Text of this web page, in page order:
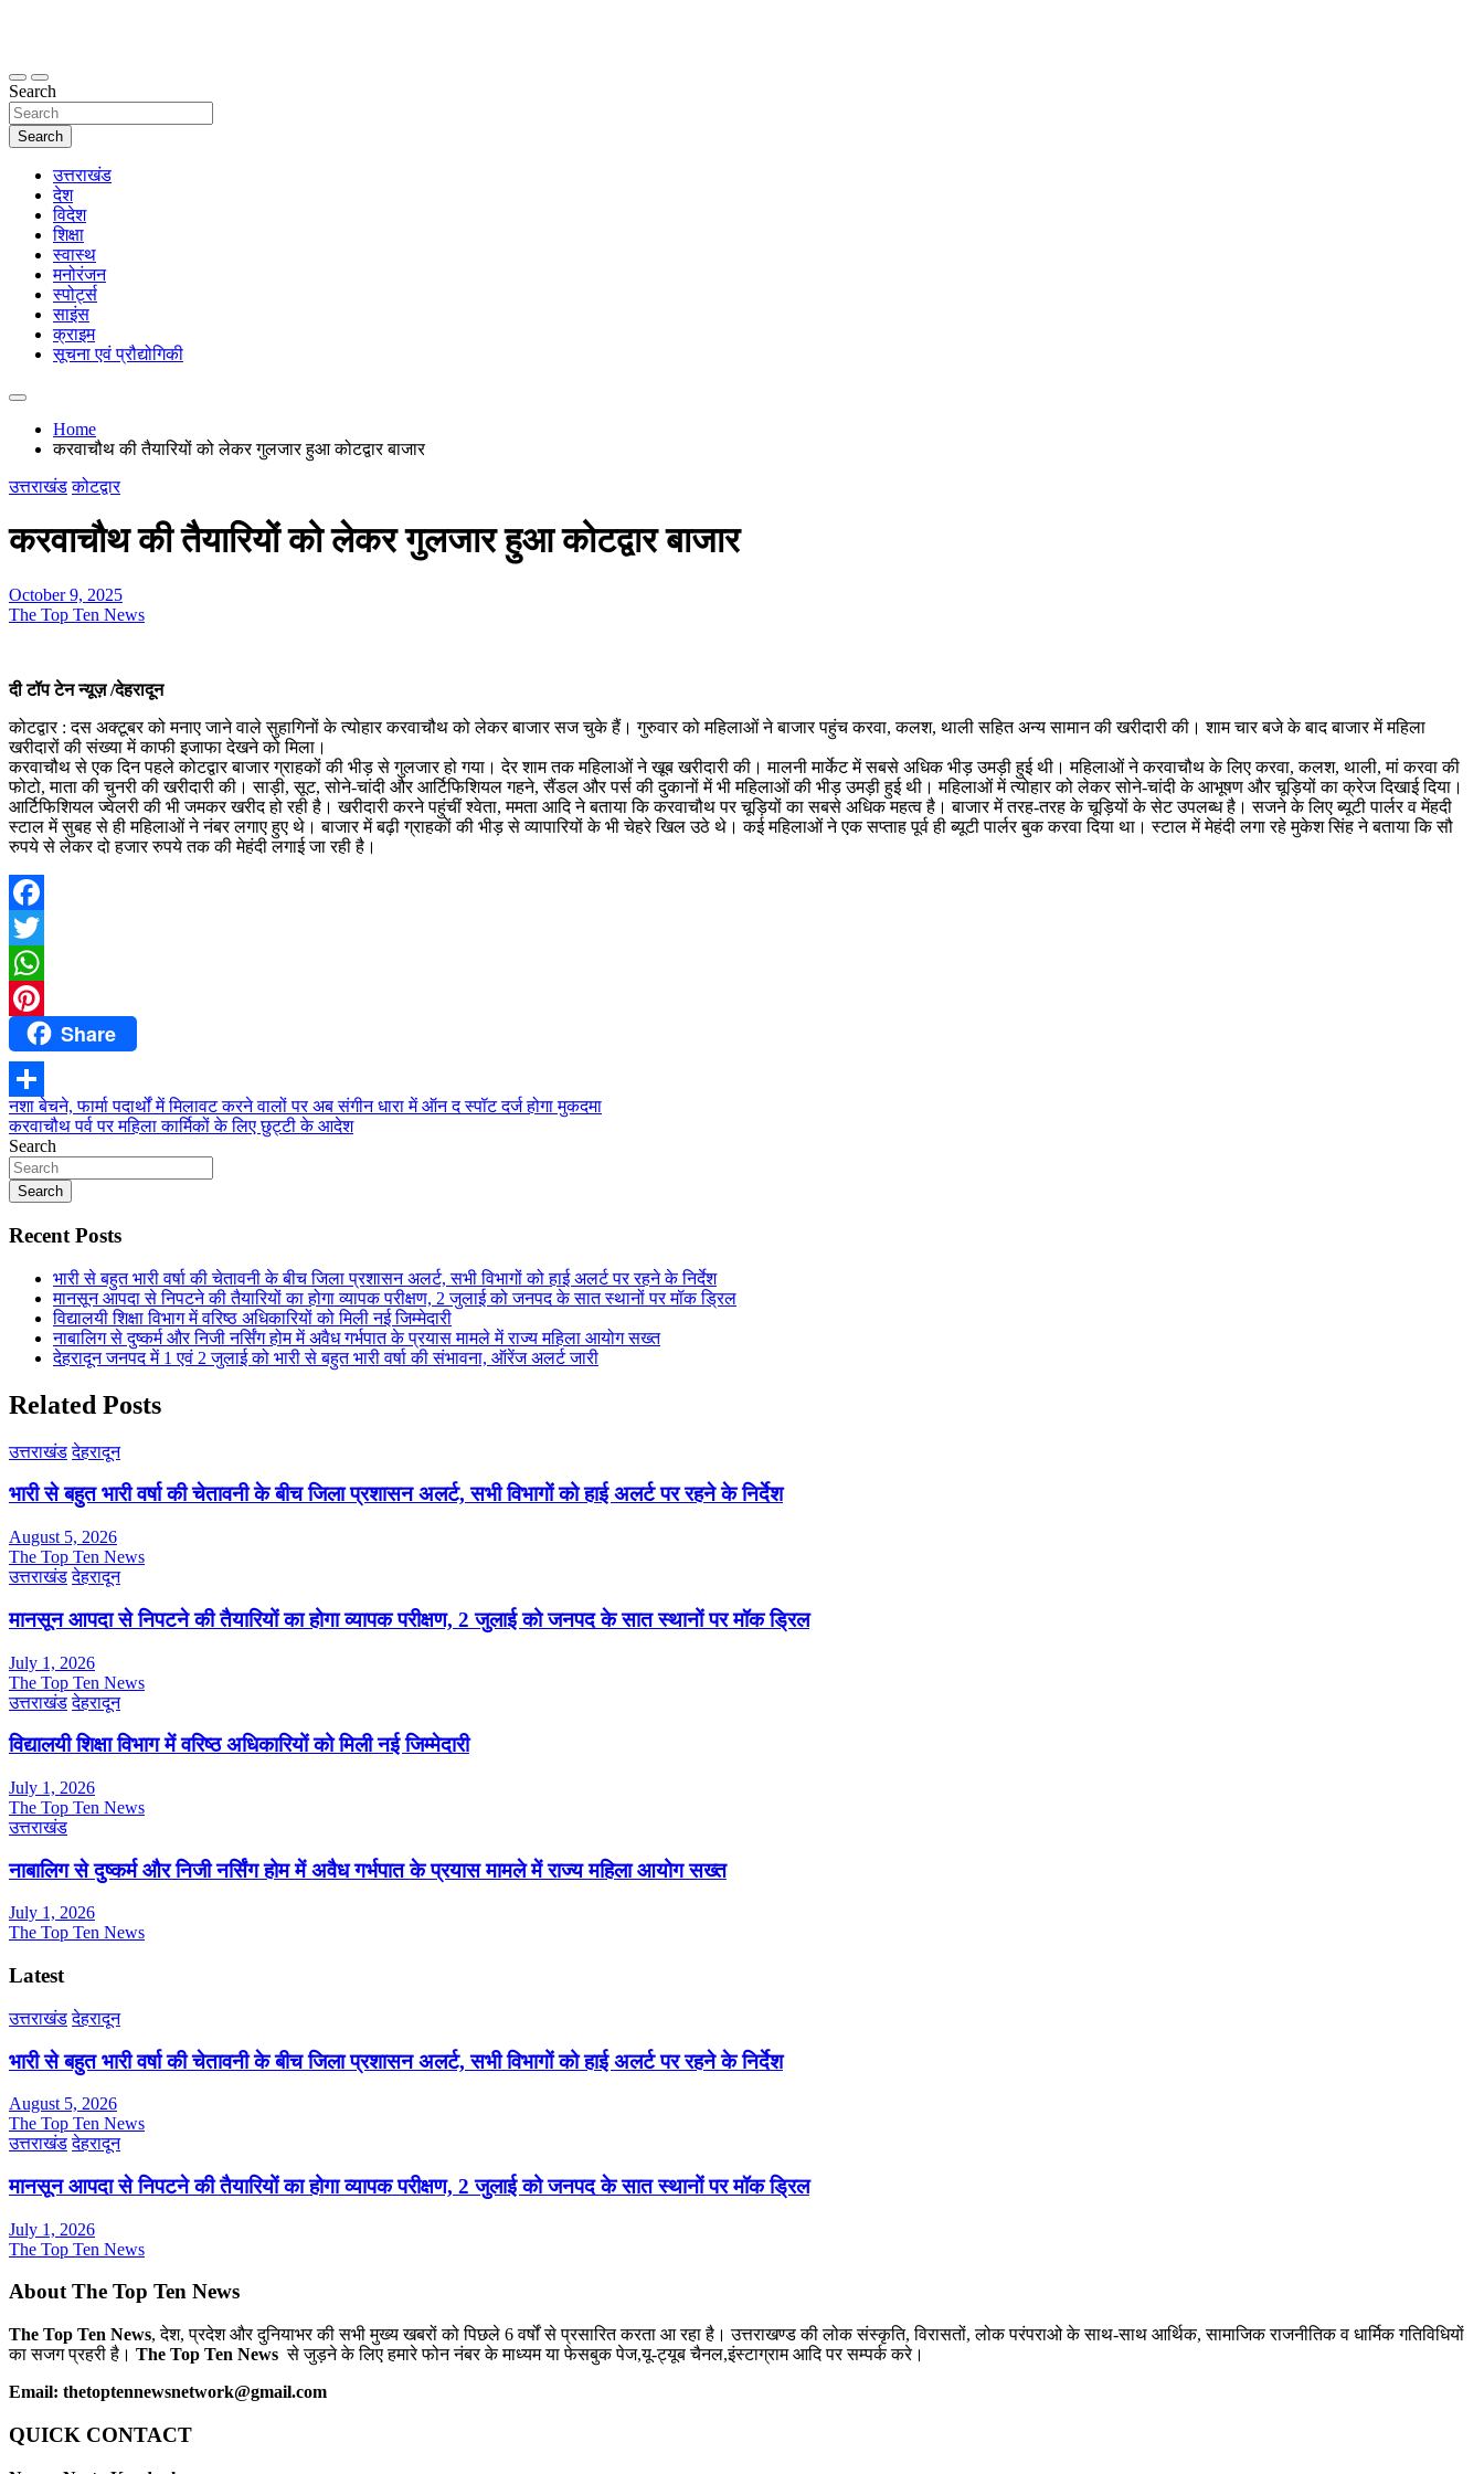
thetoptennews.com
Search
Search
उत्तराखंड
देश
विदेश
शिक्षा
स्वास्थ
मनोरंजन
स्पोर्ट्स
साइंस
क्राइम
सूचना एवं प्रौद्योगिकी
Home
करवाचौथ की तैयारियों को लेकर गुलजार हुआ कोटद्वार बाजार
उत्तराखंड कोटद्वार
करवाचौथ की तैयारियों को लेकर गुलजार हुआ कोटद्वार बाजार
October 9, 2025
The Top Ten News
दी टॉप टेन न्यूज़ /देहरादून
कोटद्वार : दस अक्टूबर को मनाए जाने वाले सुहागिनों के त्योहार करवाचौथ को लेकर बाजार सज चुके हैं। गुरुवार को महिलाओं ने बाजार पहुंच करवा, कलश, थाली सहित अन्य सामान की खरीदारी की। शाम चार बजे के बाद बाजार में महिला
खरीदारों की संख्या में काफी इजाफा देखने को मिला।
करवाचौथ से एक दिन पहले कोटद्वार बाजार ग्राहकों की भीड़ से गुलजार हो गया। देर शाम तक महिलाओं ने खूब खरीदारी की। मालनी मार्केट में सबसे अधिक भीड़ उमड़ी हुई थी। महिलाओं ने करवाचौथ के लिए करवा, कलश, थाली, मां करवा की
फोटो, माता की चुनरी की खरीदारी की। साड़ी, सूट, सोने-चांदी और आर्टिफिशियल गहने, सैंडल और पर्स की दुकानों में भी महिलाओं की भीड़ उमड़ी हुई थी। महिलाओं में त्योहार को लेकर सोने-चांदी के आभूषण और चूड़ियों का क्रेज दिखाई दिया।
आर्टिफिशियल ज्वेलरी की भी जमकर खरीद हो रही है। खरीदारी करने पहुंचीं श्वेता, ममता आदि ने बताया कि करवाचौथ पर चूड़ियों का सबसे अधिक महत्व है। बाजार में तरह-तरह के चूड़ियों के सेट उपलब्ध है। सजने के लिए ब्यूटी पार्लर व मेंहदी
स्टाल में सुबह से ही महिलाओं ने नंबर लगाए हुए थे। बाजार में बढ़ी ग्राहकों की भीड़ से व्यापारियों के भी चेहरे खिल उठे थे। कई महिलाओं ने एक सप्ताह पूर्व ही ब्यूटी पार्लर बुक करवा दिया था। स्टाल में मेहंदी लगा रहे मुकेश सिंह ने बताया कि सौ
रुपये से लेकर दो हजार रुपये तक की मेहंदी लगाई जा रही है।
Facebook
Twitter
WhatsApp
PinterestShare
Share
Post
navigation
नशा बेचने, फार्मा पदार्थों में मिलावट करने वालों पर अब संगीन धारा में ऑन द स्पॉट दर्ज होगा मुकदमा
करवाचौथ पर्व पर महिला कार्मिकों के लिए छुट्टी के आदेश
Search
Search
Recent Posts
भारी से बहुत भारी वर्षा की चेतावनी के बीच जिला प्रशासन अलर्ट, सभी विभागों को हाई अलर्ट पर रहने के निर्देश
मानसून आपदा से निपटने की तैयारियों का होगा व्यापक परीक्षण, 2 जुलाई को जनपद के सात स्थानों पर मॉक ड्रिल
विद्यालयी शिक्षा विभाग में वरिष्ठ अधिकारियों को मिली नई जिम्मेदारी
नाबालिग से दुष्कर्म और निजी नर्सिंग होम में अवैध गर्भपात के प्रयास मामले में राज्य महिला आयोग सख्त
देहरादून जनपद में 1 एवं 2 जुलाई को भारी से बहुत भारी वर्षा की संभावना, ऑरेंज अलर्ट जारी
Related Posts
उत्तराखंड देहरादून
भारी से बहुत भारी वर्षा की चेतावनी के बीच जिला प्रशासन अलर्ट, सभी विभागों को हाई अलर्ट पर रहने के निर्देश
August 5, 2026
The Top Ten News
उत्तराखंड देहरादून
मानसून आपदा से निपटने की तैयारियों का होगा व्यापक परीक्षण, 2 जुलाई को जनपद के सात स्थानों पर मॉक ड्रिल
July 1, 2026
The Top Ten News
उत्तराखंड देहरादून
विद्यालयी शिक्षा विभाग में वरिष्ठ अधिकारियों को मिली नई जिम्मेदारी
July 1, 2026
The Top Ten News
उत्तराखंड
नाबालिग से दुष्कर्म और निजी नर्सिंग होम में अवैध गर्भपात के प्रयास मामले में राज्य महिला आयोग सख्त
July 1, 2026
The Top Ten News
Latest
उत्तराखंड देहरादून
भारी से बहुत भारी वर्षा की चेतावनी के बीच जिला प्रशासन अलर्ट, सभी विभागों को हाई अलर्ट पर रहने के निर्देश
August 5, 2026
The Top Ten News
उत्तराखंड देहरादून
मानसून आपदा से निपटने की तैयारियों का होगा व्यापक परीक्षण, 2 जुलाई को जनपद के सात स्थानों पर मॉक ड्रिल
July 1, 2026
The Top Ten News
About The Top Ten News
The Top Ten News, देश, प्रदेश और दुनियाभर की सभी मुख्य खबरों को पिछले 6 वर्षों से प्रसारित करता आ रहा है। उत्तराखण्ड की लोक संस्कृति, विरासतों, लोक परंपराओ के साथ-साथ आर्थिक, सामाजिक राजनीतिक व धार्मिक गतिविधियों
का सजग प्रहरी है। The Top Ten News से जुड़ने के लिए हमारे फोन नंबर के माध्यम या फेसबुक पेज,यू-ट्यूब चैनल,इंस्टाग्राम आदि पर सम्पर्क करे।
Email: thetoptennewsnetwork@gmail.com
QUICK CONTACT